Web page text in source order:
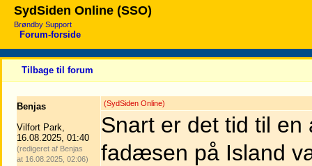
SydSiden Online (SSO)
Brøndby Support
Forum-forside
Tilbage til forum
Benjas
Vilfort Park,
16.08.2025, 01:40
(redigeret af Benjas
at 16.08.2025, 02:06)
(SydSiden Online)
Snart er det tid til
fadæsen på Island